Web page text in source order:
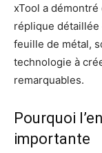
xTool a
réplique détaillée
feuille de métal,
technologie à
remarquables.
Pourquoi
importante